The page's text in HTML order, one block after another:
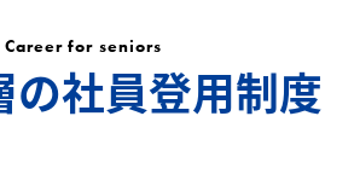
Career for seniors
の社員登用制度